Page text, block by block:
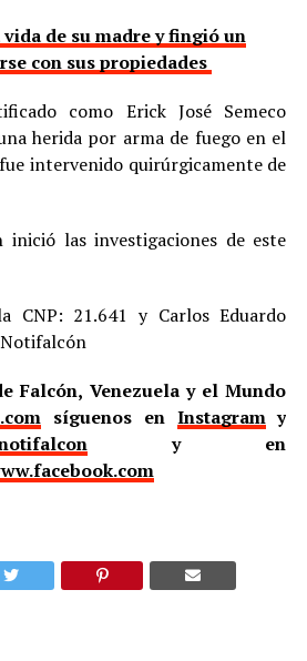
vida de su madre y fingió un
con sus propiedades
como Erick José Semeco
herida por arma de fuego en el
intervenido quirúrgicamente de
inició las investigaciones de este
CNP: 21.641 y Carlos Eduardo
Falcón, Venezuela y el Mundo
síguenos en Instagramy
y en